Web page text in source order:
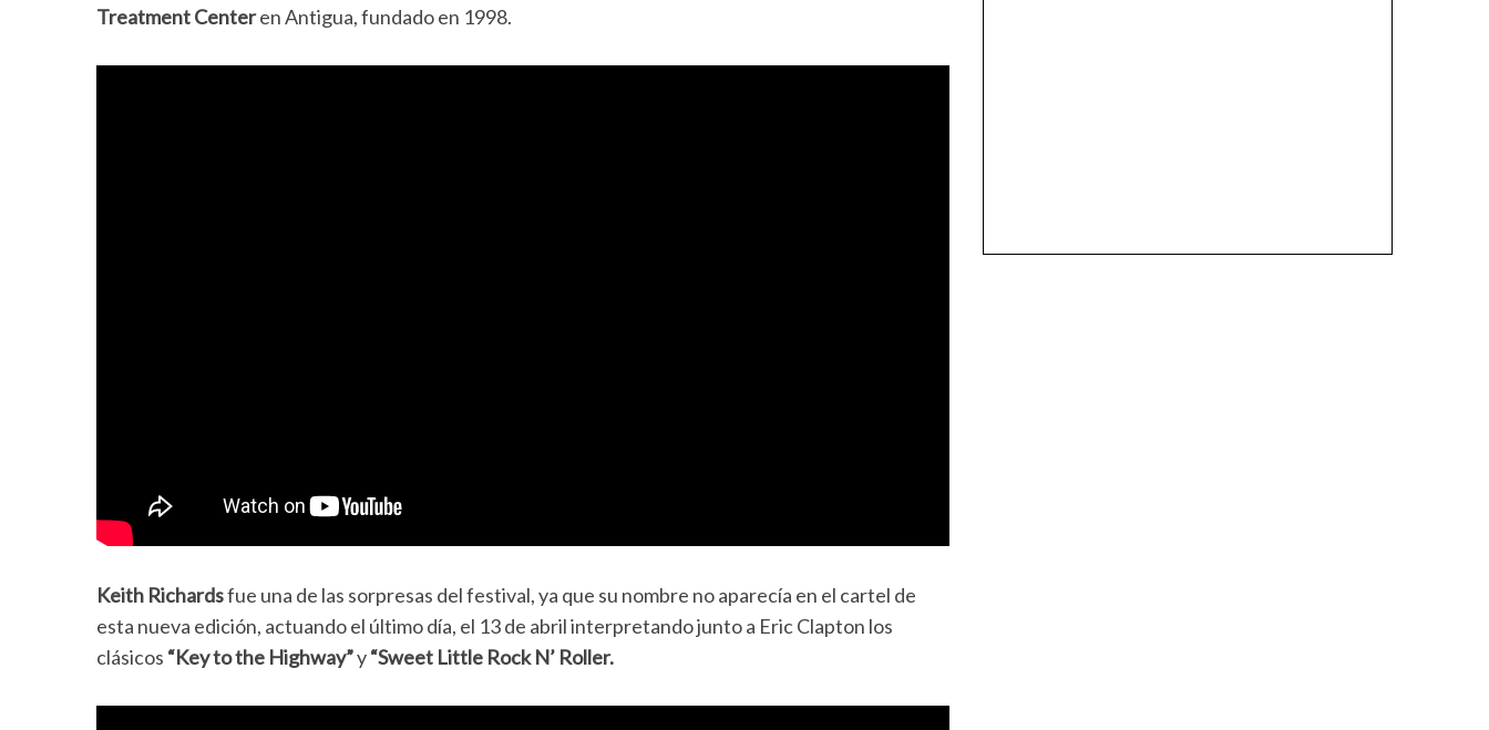
Treatment Centeren Antigua, fundado en 1998.
Keith Richardsfue una de las sorpresas del festival, ya que su nombre no aparecía en el cartel de
esta nueva edición, actuando el último día, el 13 de abril interpretando junto a Eric Clapton los
clásicos “Key to the Highway”y“Sweet Little Rock N’ Roller.